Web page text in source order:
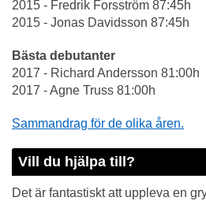
2015 - Fredrik Forsström 87:45h
2015 - Jonas Davidsson 87:45h
Bästa debutanter
2017 - Richard Andersson 81:00h
2017 - Agne Truss 81:00h
Sammandrag för de olika åren.
Vill du hjälpa till?
Det är fantastiskt att uppleva en